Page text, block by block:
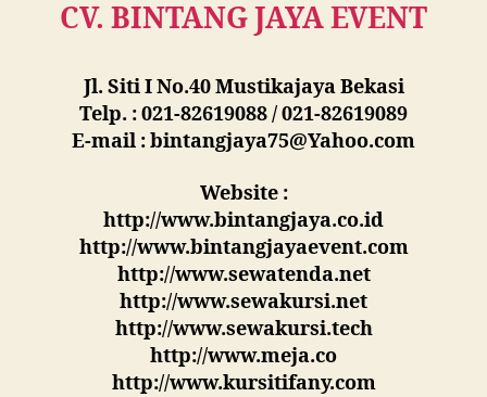
CV. BINTANG JAYA EVENT
Jl. Siti I No.40 Mustikajaya Bekasi
Telp. : 021-82619088 / 021-82619089
E-mail : bintangjaya75@Yahoo.com
Website :
http://www.bintangjaya.co.id
http://www.bintangjayaevent.com
http://www.sewatenda.net
http://www.sewakursi.net
http://www.sewakursi.tech
http://www.meja.co
http://www.kursitifany.com